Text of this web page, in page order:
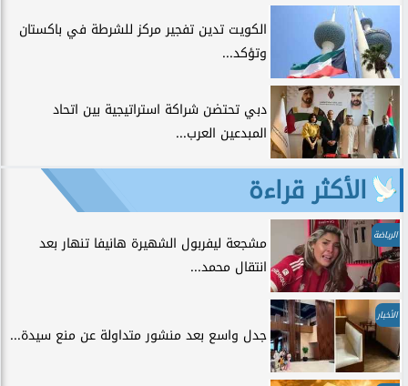
الكويت تدين تفجير مركز للشرطة في باكستان
وتؤكد...
دبي تحتضن شراكة استراتيجية بين اتحاد
المبدعين العرب...
الأكثر قراءة
الرياضة
مشجعة ليفربول الشهيرة هانيفا تنهار بعد
انتقال محمد...
الأخبار
جدل واسع بعد منشور متداولة عن منع سيدة...